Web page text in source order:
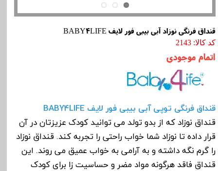
قنداق فرنگی نوزاد آبی بیبی فور لایف BABY4LIFE
کد کالا: 2143
اتمام موجودی
قنداق فرنگی توپی آبی بیبی فور لایف BABY4LIFE
قنداق نوزاد که از بدو تولد می توانید کودک عزیزتان در آن
قرار داده تا نوزاد شما خواب راحتی را تجربه کند. قنداق نوزاد
را گرم نگه داشته و به آرامی به خواب عمیق می روند. این
قنداق فاقد هرگونه مواد مضر و حساسیت زا برای کودک